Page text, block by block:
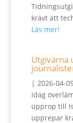
krävt att
Läs mer!
Utgivarna
| 2026-04-
Idag
upprop till
upprepar